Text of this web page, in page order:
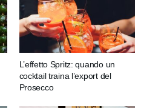
L’effetto Spritz: quando un
cocktail traina l’export del
Prosecco